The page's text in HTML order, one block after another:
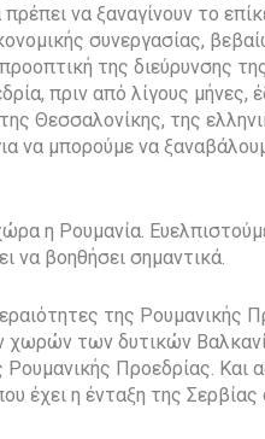
να ξαναγίνουν το
συνεργασίας,
της διεύρυνσης
πριν από λίγους μήνες,
Θεσσαλονίκης, της
να μπορούμε να
η Ρουμανία.
να βοηθήσει σημαντικά.
της Ρουμανικής
χωρών των δυτικών
Ρουμανικής Προεδρίας.
έχει η ένταξη της Σερβίας